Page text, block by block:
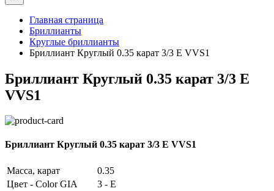
Главная страница
Бриллианты
Круглые бриллианты
Бриллиант Круглый 0.35 карат 3/3 E VVS1
Бриллиант Круглый 0.35 карат 3/3 E
VVS1
Бриллиант Круглый 0.35 карат 3/3 E VVS1
Масса, карат
0.35
Цвет - Color GIA
3 - E